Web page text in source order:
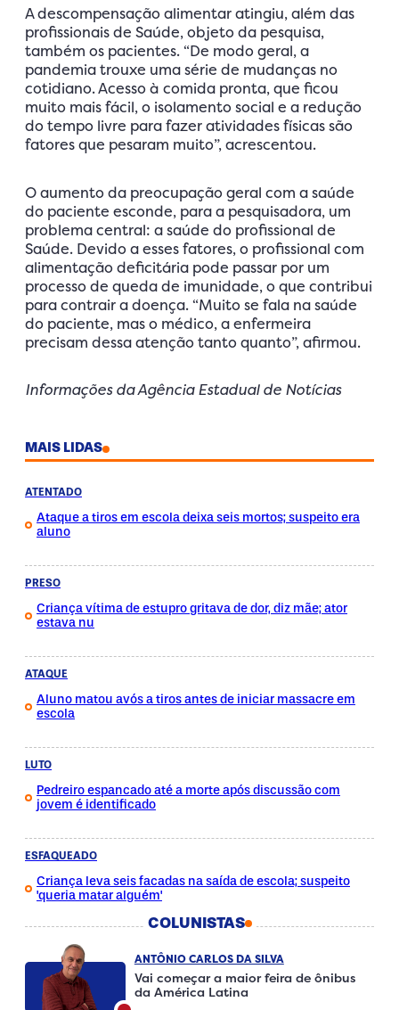
A descompensação alimentar atingiu, além das
profissionais de Saúde, objeto da pesquisa,
também os pacientes. “De modo geral, a
pandemia trouxe uma série de mudanças no
cotidiano. Acesso à comida pronta, que ficou
muito mais fácil, o isolamento social e a redução
do tempo livre para fazer atividades físicas são
fatores que pesaram muito”, acrescentou.
O aumento da preocupação geral com a saúde
do paciente esconde, para a pesquisadora, um
problema central: a saúde do profissional de
Saúde. Devido a esses fatores, o profissional com
alimentação deficitária pode passar por um
processo de queda de imunidade, o que contribui
para contrair a doença. “Muito se fala na saúde
do paciente, mas o médico, a enfermeira
precisam dessa atenção tanto quanto”, afirmou.
Informações da Agência Estadual de Notícias
MAIS LIDAS
ATENTADO
Ataque a tiros em escola deixa seis mortos; suspeito era
aluno
PRESO
Criança vítima de estupro gritava de dor, diz mãe; ator
estava nu
ATAQUE
Aluno matou avós a tiros antes de iniciar massacre em
escola
LUTO
Pedreiro espancado até a morte após discussão com
jovem é identificado
ESFAQUEADO
Criança leva seis facadas na saída de escola; suspeito
'queria matar alguém'
COLUNISTAS
ANTÔNIO CARLOS DA SILVA
Vai começar a maior feira de ônibus
da América Latina